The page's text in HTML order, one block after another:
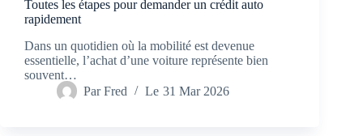
Toutes les étapes pour demander un crédit auto
rapidement
Dans un quotidien où la mobilité est devenue
essentielle, l’achat d’une voiture représente bien
souvent…
Par Fred Le 31 Mar 2026